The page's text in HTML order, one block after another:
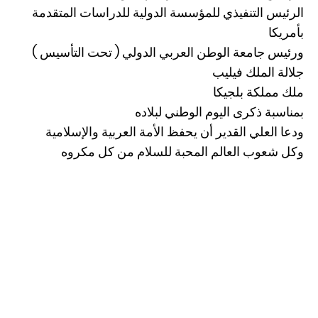
الرئيس التنفيذي للمؤسسة الدولية للدراسات المتقدمة
بأمريكا
ورئيس جامعة الوطن العربي الدولي ( تحت التأسيس )
جلالة الملك فيليب
ملك مملكة بلجيكا
بمناسبة ذكرى اليوم الوطني لبلاده
ودعا العلي القدير أن يحفظ الأمة العربية والإسلامية
وكل شعوب العالم المحبة للسلام من كل مكروه